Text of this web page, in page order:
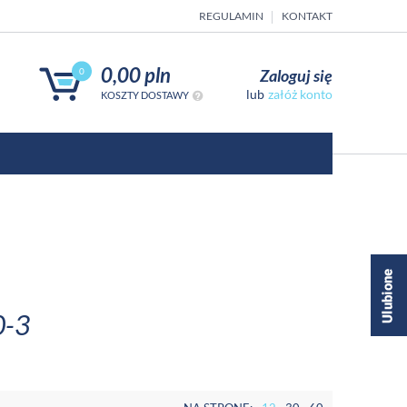
REGULAMIN KONTAKT
0 0,00 pln
KOSZTY DOSTAWY
Zaloguj się
załóż konto
3